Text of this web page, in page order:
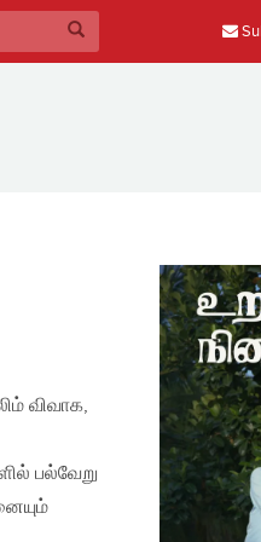
விவாக,
பல்வேறு